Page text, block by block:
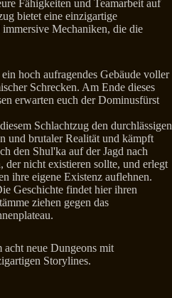
Fähigkeiten und Teamarbeit auf
bietet eine einzigartige
Mechaniken, die die
hoch aufragendes Gebäude voller
Schrecken. Am Ende dieses
erwarten euch der Dominusfürst
Schlachtzug den durchlässigen
und brutaler Realität und kämpft
den Shul'ka auf der Jagd nach
der nicht existieren sollte, und erlegt
ihre eigene Existenz auflehnen.
Geschichte findet hier ihren
ziehen gegen das
neue Dungeons mit
Storylines.